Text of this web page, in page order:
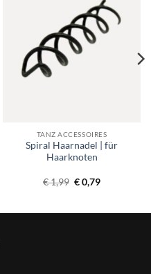
aan
verlanglijst
TANZ ACCESSOIRES
Spiral Haarnadel | für
Haarknoten
€1,99 Ursprünglicher
Preis
€0,79Aktueller